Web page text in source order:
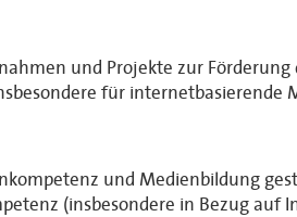
und Projekte zur
für internetbasierende
und Medienbildung
(insbesondere in Bezug auf